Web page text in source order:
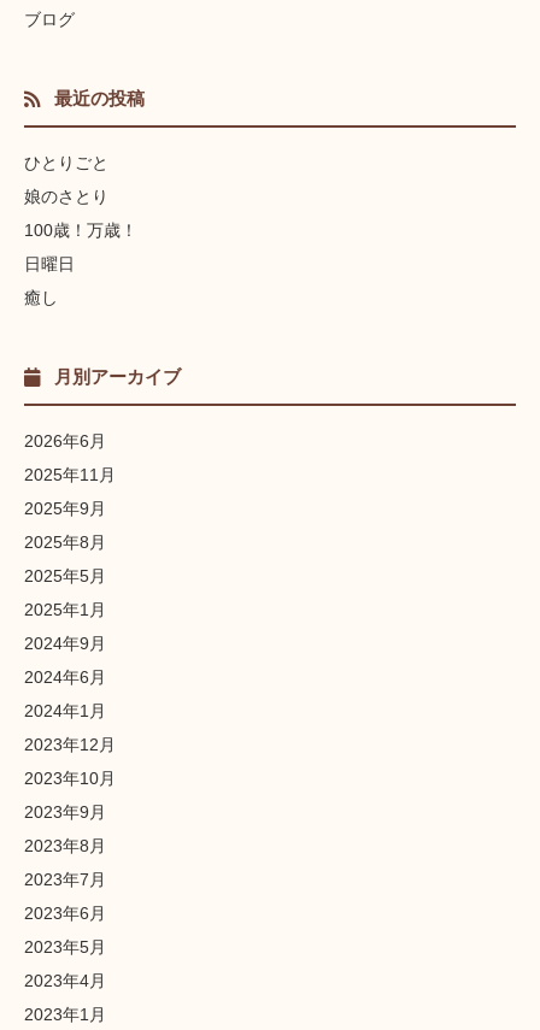
ブログ
最近の投稿
ひとりごと
娘のさとり
100歳！万歳！
日曜日
癒し
月別アーカイブ
2026年6月
2025年11月
2025年9月
2025年8月
2025年5月
2025年1月
2024年9月
2024年6月
2024年1月
2023年12月
2023年10月
2023年9月
2023年8月
2023年7月
2023年6月
2023年5月
2023年4月
2023年1月